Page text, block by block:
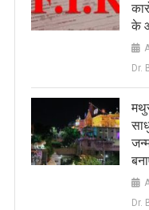
के
Dr.
Dr.